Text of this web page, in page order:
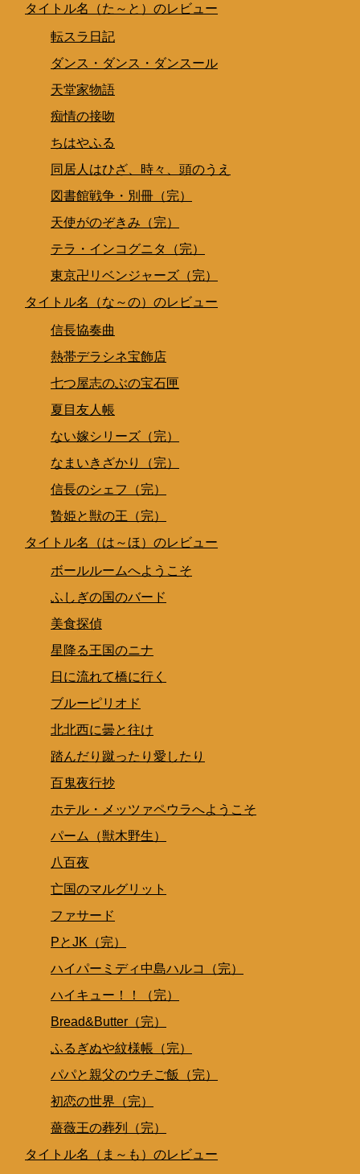
タイトル名（た～と）のレビュー
転スラ日記
ダンス・ダンス・ダンスール
天堂家物語
痴情の接吻
ちはやふる
同居人はひざ、時々、頭のうえ
図書館戦争・別冊（完）
天使がのぞきみ（完）
テラ・インコグニタ（完）
東京卍リベンジャーズ（完）
タイトル名（な～の）のレビュー
信長協奏曲
熱帯デラシネ宝飾店
七つ屋志のぶの宝石匣
夏目友人帳
ない嫁シリーズ（完）
なまいきざかり（完）
信長のシェフ（完）
贄姫と獣の王（完）
タイトル名（は～ほ）のレビュー
ボールルームへようこそ
ふしぎの国のバード
美食探偵
星降る王国のニナ
日に流れて橋に行く
ブルーピリオド
北北西に曇と往け
踏んだり蹴ったり愛したり
百鬼夜行抄
ホテル・メッツァペウラへようこそ
パーム（獣木野生）
八百夜
亡国のマルグリット
ファサード
PとJK（完）
ハイパーミディ中島ハルコ（完）
ハイキュー！！（完）
Bread&Butter（完）
ふるぎぬや紋様帳（完）
パパと親父のウチご飯（完）
初恋の世界（完）
薔薇王の葬列（完）
タイトル名（ま～も）のレビュー